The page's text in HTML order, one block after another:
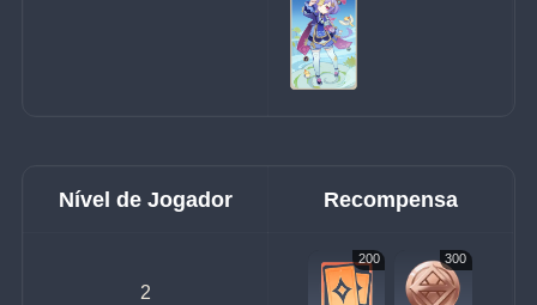
Nível de Jogador Recompensa
2
200 300